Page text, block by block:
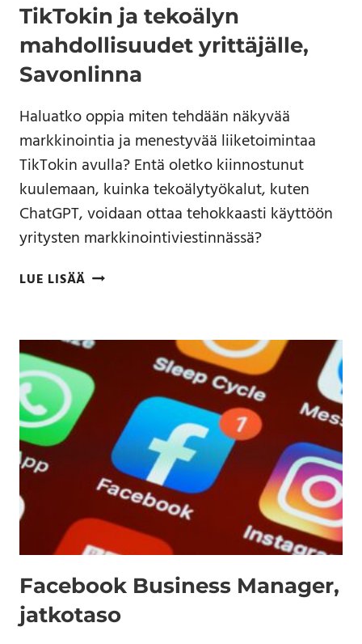
TikTokin ja tekoälyn
mahdollisuudet yrittäjälle,
Savonlinna
Haluatko oppia miten tehdään näkyvää
markkinointia ja menestyvää liiketoimintaa
TikTokin avulla? Entä oletko kiinnostunut
kuulemaan, kuinka tekoälytyökalut, kuten
ChatGPT, voidaan ottaa tehokkaasti käyttöön
yritysten markkinointiviestinnässä?
LUE LISÄÄ
Facebook Business Manager,
jatkotaso